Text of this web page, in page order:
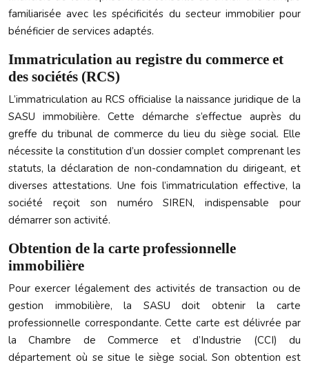
familiarisée avec les spécificités du secteur immobilier pour
bénéficier de services adaptés.
Immatriculation au registre du commerce et
des sociétés (RCS)
L’immatriculation au RCS officialise la naissance juridique de la
SASU immobilière. Cette démarche s’effectue auprès du
greffe du tribunal de commerce du lieu du siège social. Elle
nécessite la constitution d’un dossier complet comprenant les
statuts, la déclaration de non-condamnation du dirigeant, et
diverses attestations. Une fois l’immatriculation effective, la
société reçoit son numéro SIREN, indispensable pour
démarrer son activité.
Obtention de la carte professionnelle
immobilière
Pour exercer légalement des activités de transaction ou de
gestion immobilière, la SASU doit obtenir la carte
professionnelle correspondante. Cette carte est délivrée par
la Chambre de Commerce et d’Industrie (CCI) du
département où se situe le siège social. Son obtention est